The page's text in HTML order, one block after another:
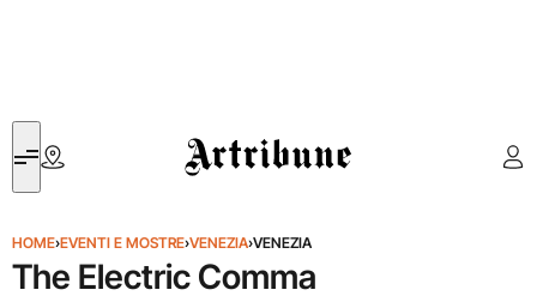
Artribune
HOME›EVENTI E MOSTRE›VENEZIA›VENEZIA
The Electric Comma